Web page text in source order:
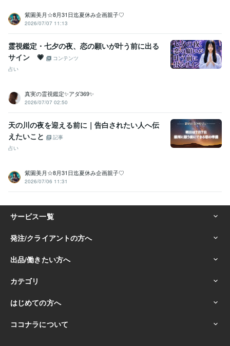
紫園美月☆8月31日迄夏休み企画親子♡
2026/07/07 11:13
霊視鑑定・七夕の夜、恋の願いが叶う前に出る
サイン 💗
コンテンツ
占い
真実の霊視鑑定✨アダ369✨
2026/07/07 02:50
天の川の夜を迎える前に｜告白されたい人へ伝
えたいこと
記事
占い
紫園美月☆8月31日迄夏休み企画親子♡
2026/07/06 11:31